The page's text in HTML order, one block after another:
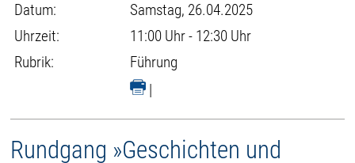
Datum:
Samstag, 26.04.2025
Uhrzeit:
11:00 Uhr - 12:30 Uhr
Rubrik:
Führung
|
Rundgang »Geschichten und